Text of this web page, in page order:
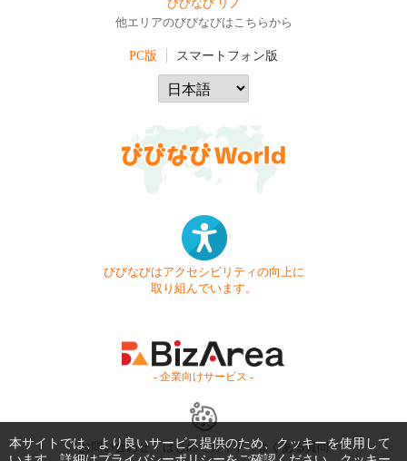
びびなび リノ
他エリアのびびなびはこちらから
PC版 スマートフォン版
びびなびはアクセシビリティの向上に
取り組んでいます。
- 企業向けサービス -
お問い合わせ はじめてガイド よくある質問
本サイトでは、より良いサービス提供のため、クッキーを使用して